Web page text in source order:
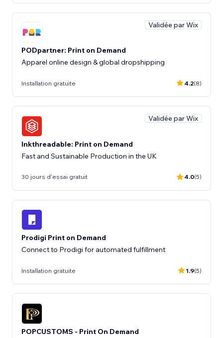
Validée par Wix
PODpartner: Print on Demand
Apparel online design & global dropshipping
Installation gratuite 4.2(8)
Validée par Wix
Inkthreadable: Print on Demand
Fast and Sustainable Production in the UK
30 jours d'essai gratuit 4.0(5)
Prodigi Print on Demand
Connect to Prodigi for automated fulfillment
Installation gratuite 1.9(5)
POPCUSTOMS - Print On Demand